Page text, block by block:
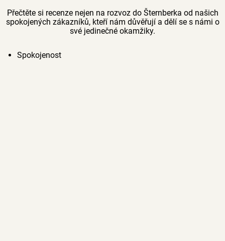
Přečtěte si recenze nejen na rozvoz do Šternberka od našich
spokojených zákazníků, kteří nám důvěřují a dělí se s námi o
své jedinečné okamžiky.
Spokojenost